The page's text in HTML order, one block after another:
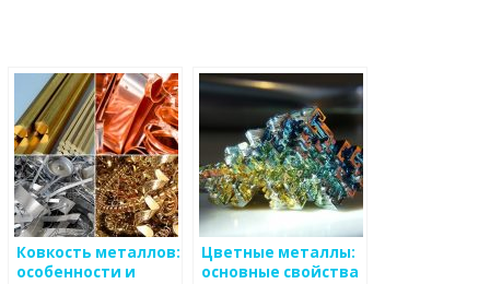
Ковкость металлов:
особенности и
Цветные металлы:
основные свойства